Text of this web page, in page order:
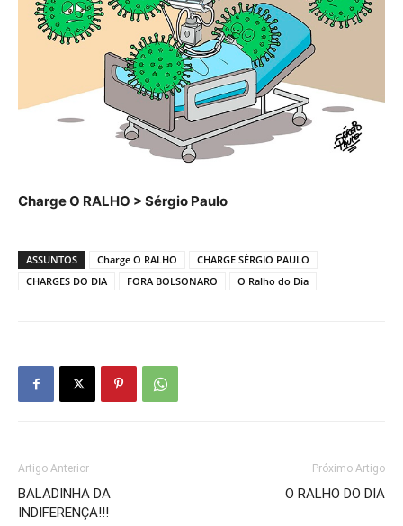
Charge O RALHO > Sérgio Paulo
ASSUNTOS Charge O RALHO
CHARGE SÉRGIO PAULO
CHARGES DO DIA
FORA BOLSONARO O Ralho do Dia
Artigo Anterior
BALADINHA DA
INDIFERENÇA!!!
Próximo Artigo
O RALHO DO DIA